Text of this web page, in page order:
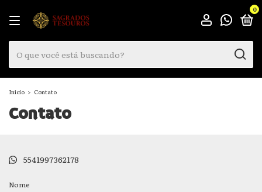
0
Início > Contato
Contato
5541997362178
Nome